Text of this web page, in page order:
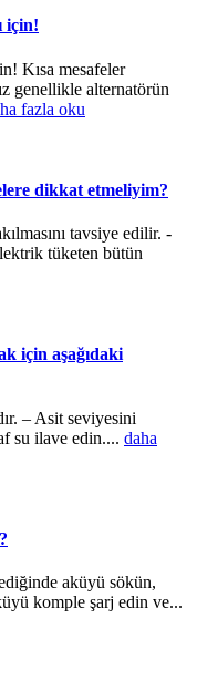
için!
Kısa mesafeler
genellikle alternatörün
fazla oku
dikkat etmeliyim?
tavsiye edilir. -
tüketen bütün
için aşağıdaki
– Asit seviyesini
su ilave edin.... daha
aküyü sökün,
komple şarj edin ve...